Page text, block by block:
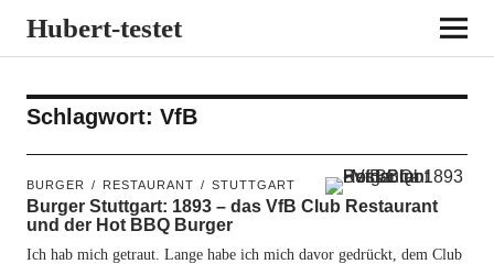
Hubert-testet
Schlagwort: VfB
BURGER RESTAURANT STUTTGART
Burger Stuttgart: 1893 – das VfB Club Restaurant
und der Hot BBQ Burger
Ich hab mich getraut. Lange habe ich mich davor gedrückt, dem Club